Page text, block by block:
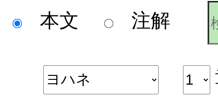
本文 注解